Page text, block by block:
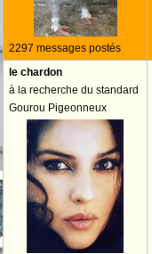
2297 messages postés
le chardon
à la recherche du standard
Gourou Pigeonneux